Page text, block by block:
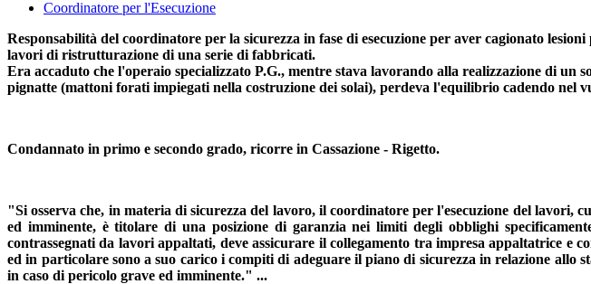
Coordinatore per l'Esecuzione
Responsabilità del coordinatore per la sicurezza in fase di esecuzione per aver cagionato
lavori di ristrutturazione di una serie di fabbricati.
Era accaduto che l'operaio specializzato P.G., mentre stava lavorando alla realizzazione di
pignatte (mattoni forati impiegati nella costruzione dei solai), perdeva l'equilibrio cadendo nel
Condannato in primo e secondo grado, ricorre in Cassazione - Rigetto.
"Si osserva che, in materia di sicurezza del lavoro, il coordinatore per l'esecuzione del
ed imminente, è titolare di una posizione di garanzia nei limiti degli obblighi
contrassegnati da lavori appaltati, deve assicurare il collegamento tra impresa appaltatrice
ed in particolare sono a suo carico i compiti di adeguare il piano di sicurezza in relazione allo
in caso di pericolo grave ed imminente." ...